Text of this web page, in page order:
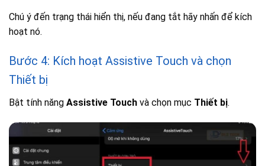
Chú ý đến trạng thái hiển thị, nếu đang tắt hãy nhấn để kích
hoạt nó.
Bước 4: Kích hoạt Assistive Touch và chọn
Thiết bị
Bật tính năng Assistive Touch và chọn mục Thiết bị.